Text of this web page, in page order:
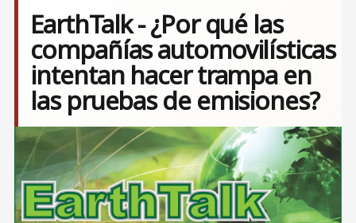
EarthTalk - ¿Por qué las
compañías automovilísticas
intentan hacer trampa en
las pruebas de emisiones?
Image